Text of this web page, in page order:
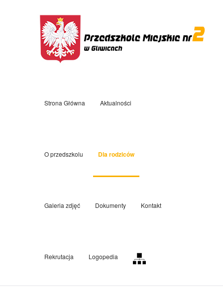
Strona Główna Aktualności
O przedszkolu Dla rodziców
Galeria zdjęć Dokumenty Kontakt
Rekrutacja Logopedia